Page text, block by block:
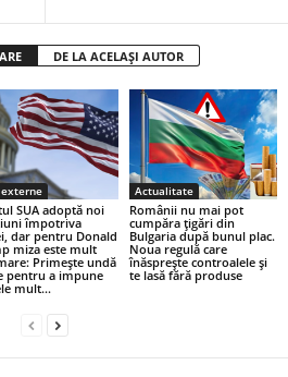
DE LA ACELAȘI AUTOR
SUA adoptă noi
împotriva
dar pentru Donald
miza este mult
Primește undă
pentru a impune
mult...
Actualitate
Românii nu mai pot
cumpăra țigări din
Bulgaria după bunul plac.
Noua regulă care
înăsprește controalele și
te lasă fără produse